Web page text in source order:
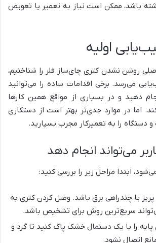
باشد، ممکن است نیاز به تعمیر یا تعویض
اولیه
روشن نشدن کتری چای‌ساز فلر را شناختیم،
می‌رسد. برخی اقدامات ساده را می‌توانید
دهید و در بسیاری از مواقع همین کارها
اما در موارد جدی‌تر بهتر است از دستکاری
دستگاه را به تعمیرکار مجرب بسپارید.
می‌تواند انجام دهد
ابتدا مراحل زیر را بررسی کنید:
یا چندراهی برق باشد. وصل کردن کتری به
سریع‌ترین روش برای تشخیص باشد.
پایه را با یک دستمال خشک پاک کنید تا گرد و
اتصال نشود.